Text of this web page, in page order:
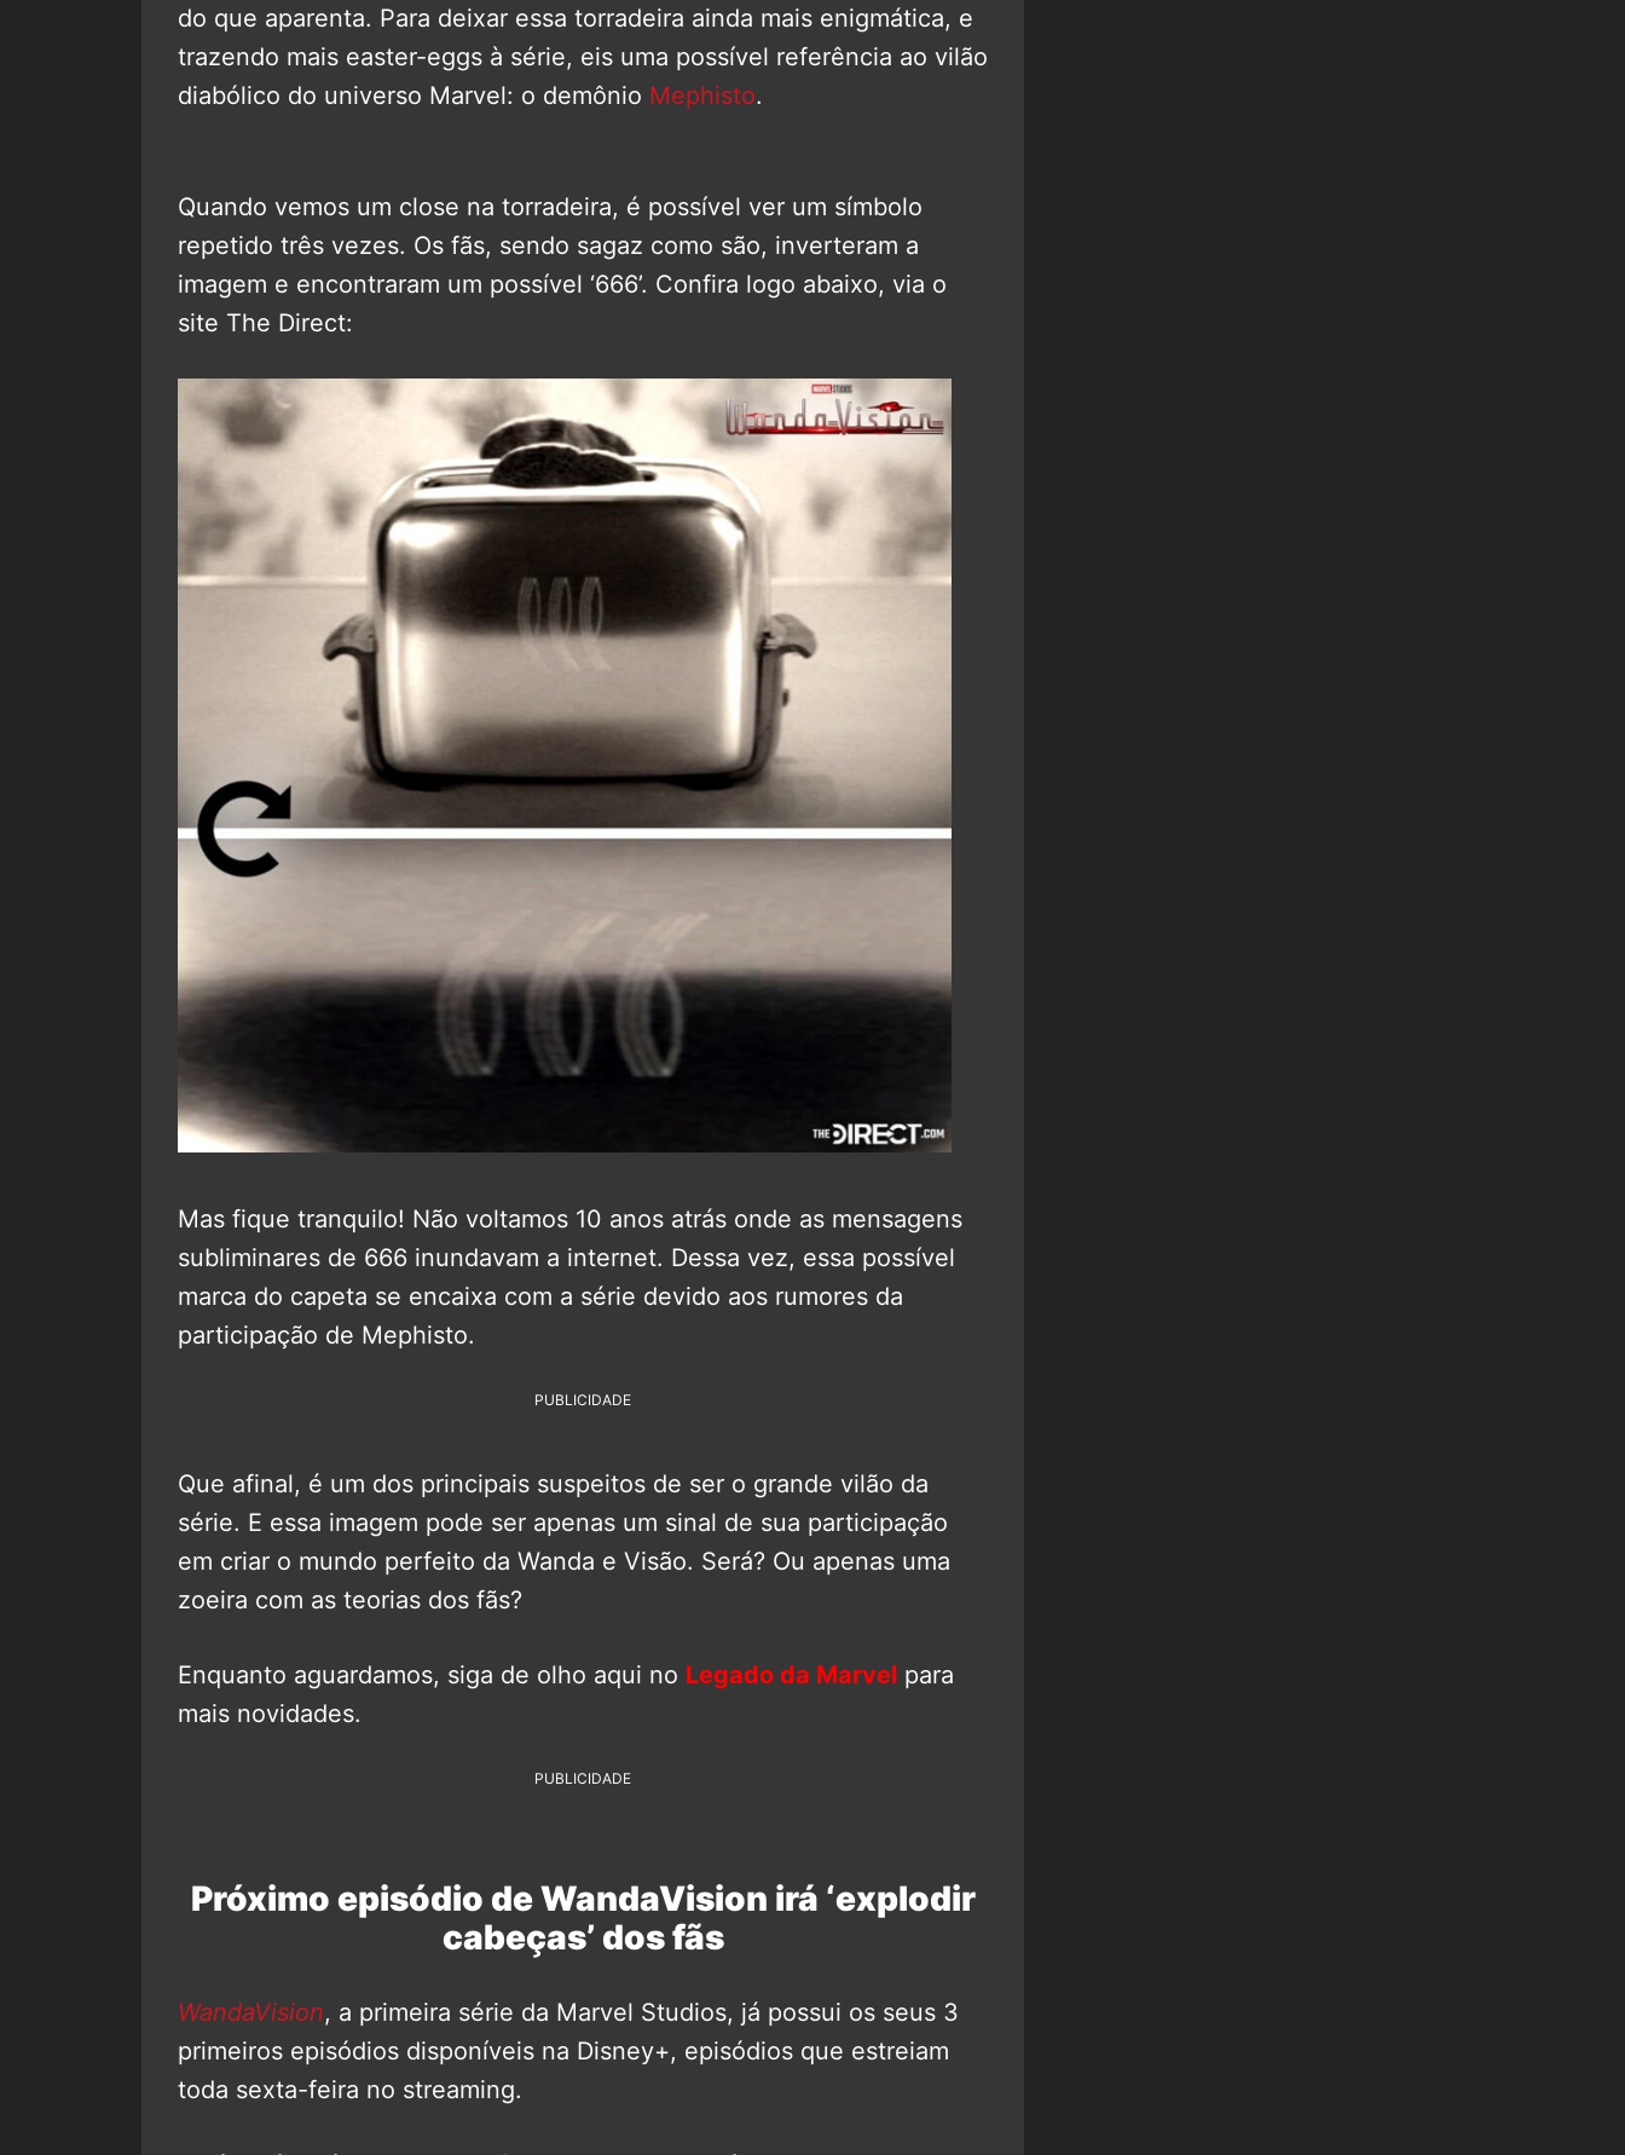
do que aparenta. Para deixar essa torradeira ainda mais enigmática, e
trazendo mais easter-eggs à série, eis uma possível referência ao vilão
diabólico do universo Marvel: o demônio Mephisto.
Quando vemos um close na torradeira, é possível ver um símbolo
repetido três vezes. Os fãs, sendo sagaz como são, inverteram a
imagem e encontraram um possível ‘666’. Confira logo abaixo, via o
site The Direct:
Mas fique tranquilo! Não voltamos 10 anos atrás onde as mensagens
subliminares de 666 inundavam a internet. Dessa vez, essa possível
marca do capeta se encaixa com a série devido aos rumores da
participação de Mephisto.
PUBLICIDADE
Que afinal, é um dos principais suspeitos de ser o grande vilão da
série. E essa imagem pode ser apenas um sinal de sua participação
em criar o mundo perfeito da Wanda e Visão. Será? Ou apenas uma
zoeira com as teorias dos fãs?
Enquanto aguardamos, siga de olho aqui no Legado da Marvel para
mais novidades.
PUBLICIDADE
Próximo episódio de WandaVision irá ‘explodir
cabeças’ dos fãs
WandaVision, a primeira série da Marvel Studios, já possui os seus 3
primeiros episódios disponíveis na Disney+, episódios que estreiam
toda sexta-feira no streaming.